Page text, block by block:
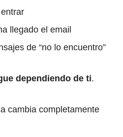
llegado el email
de “no lo encuentro”
dependiendo de ti.
cambia completamente